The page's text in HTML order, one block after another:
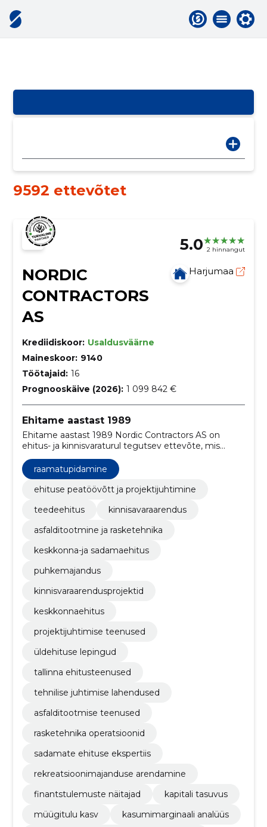
9592 ettevõtet
5.0 2 hinnangut
NORDIC
CONTRACTORS
AS
Harjumaa
Krediidiskoor: Usaldusväärne
Maineskoor: 9140
Töötajaid: 16
Prognooskäive (2026): 1 099 842 €
Ehitame aastast 1989
Ehitame aastast 1989 Nordic Contractors AS on
ehitus- ja kinnisvaraturul tegutsev ettevõte, mis
pakub oma teenust läbi tütarettevõtete.
raamatupidamine
ehituse peatöövõtt ja projektijuhtimine
teedeehitus
kinnisavaraarendus
asfalditootmine ja rasketehnika
keskkonna-ja sadamaehitus
puhkemajandus
kinnisvaraarendusprojektid
keskkonnaehitus
projektijuhtimise teenused
üldehituse lepingud
tallinna ehitusteenused
tehnilise juhtimise lahendused
asfalditootmise teenused
rasketehnika operatsioonid
sadamate ehituse ekspertiis
rekreatsioonimajanduse arendamine
finantstulemuste näitajad
kapitali tasuvus
müügitulu kasv
kasumimarginaali analüüs